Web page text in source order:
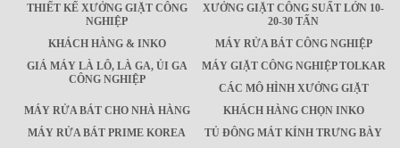
THIẾT KẾ XƯỞNG GIẶT CÔNG
NGHIỆP
XƯỞNG GIẶT CÔNG SUẤT LỚN 10-
20-30 TẤN
KHÁCH HÀNG & INKO
MÁY RỬA BÁT CÔNG NGHIỆP
GIÁ MÁY LÀ LÔ, LÀ GA, ỦI GA
CÔNG NGHIỆP
MÁY GIẶT CÔNG NGHIỆP TOLKAR
CÁC MÔ HÌNH XƯỞNG GIẶT
MÁY RỬA BÁT CHO NHÀ HÀNG
KHÁCH HÀNG CHỌN INKO
MÁY RỬA BÁT PRIME KOREA
TỦ ĐÔNG MÁT KÍNH TRƯNG BÀY